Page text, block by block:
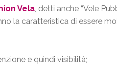
Vela, detti anche “Vele
la caratteristica di essere
e quindi visibilità;